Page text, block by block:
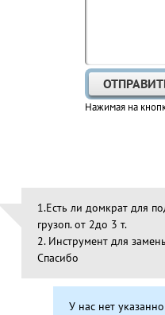
Нажимая на
1.Есть ли домкрат для
грузоп. от 2до 3 т.
2. Инструмент для
Спасибо
У нас нет